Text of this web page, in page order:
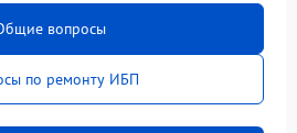
вопросы
по ремонту ИБП